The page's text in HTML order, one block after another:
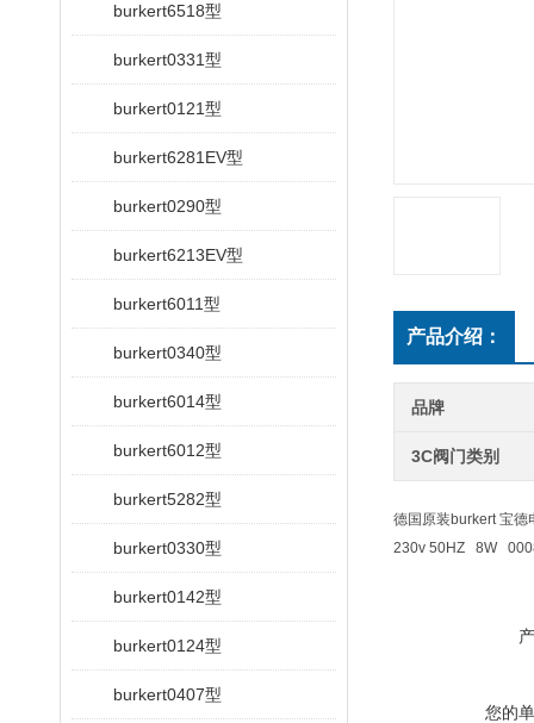
burkert6518型
burkert0331型
burkert0121型
burkert6281EV型
burkert0290型
burkert6213EV型
burkert6011型
burkert0340型
burkert6014型
burkert6012型
burkert5282型
burkert0330型
burkert0142型
burkert0124型
burkert0407型
产品介绍：
品牌
3C阀门类别
德国原装burkert 宝
230v 50HZ 8W
您的